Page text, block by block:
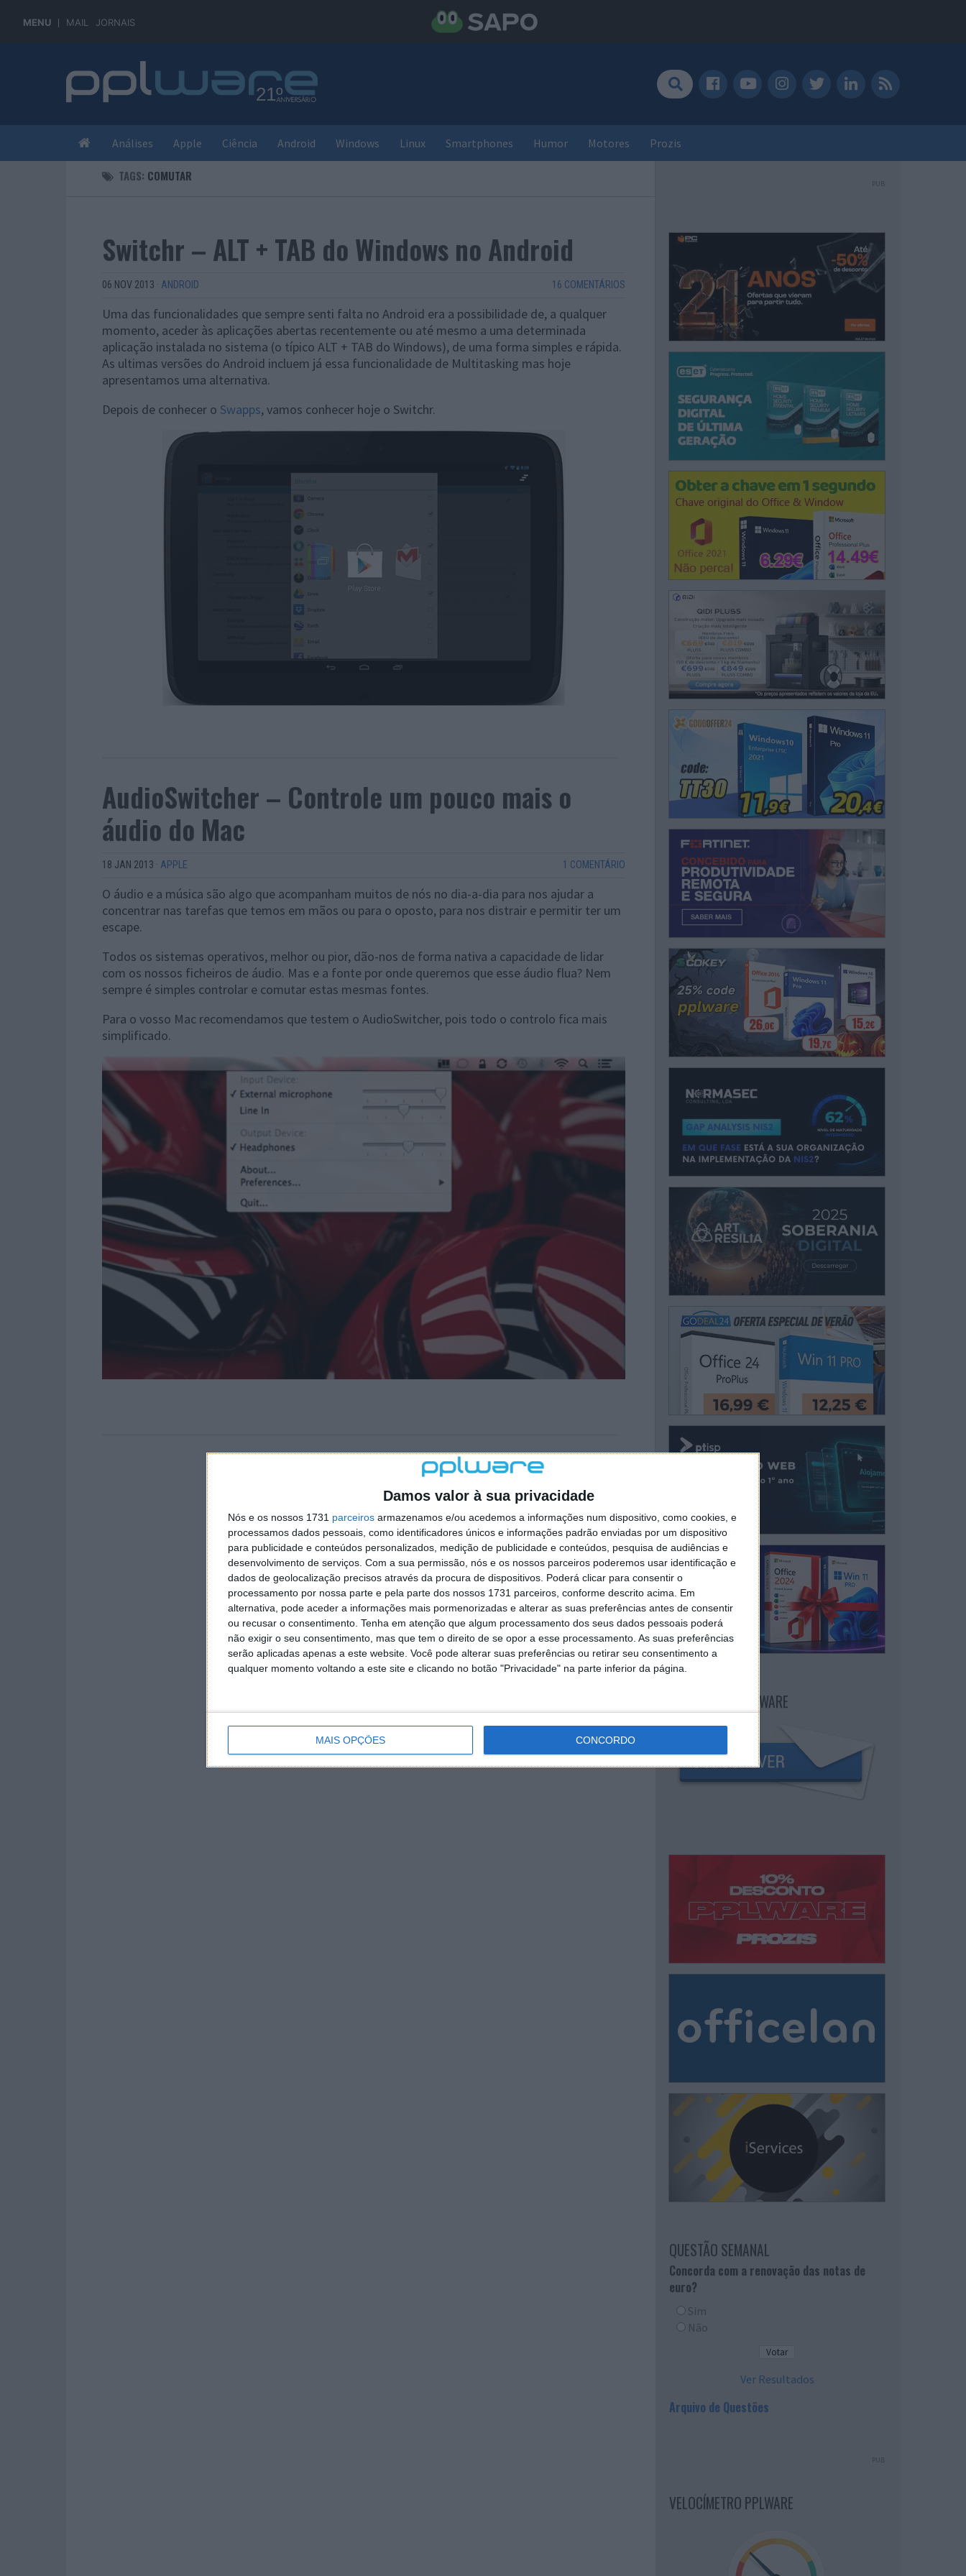
Damos valor à sua privacidade
Nós e os nossos 1731 parceiros armazenamos e/ou acedemos a informações num dispositivo, como cookies, e
processamos dados pessoais, como identificadores únicos e informações padrão enviadas por um dispositivo
para publicidade e conteúdos personalizados, medição de publicidade e conteúdos, pesquisa de audiências e
desenvolvimento de serviços. Com a sua permissão, nós e os nossos parceiros poderemos usar identificação e
dados de geolocalização precisos através da procura de dispositivos. Poderá clicar para consentir o
processamento por nossa parte e pela parte dos nossos 1731 parceiros, conforme descrito acima. Em
alternativa, pode aceder a informações mais pormenorizadas e alterar as suas preferências antes de consentir
ou recusar o consentimento. Tenha em atenção que algum processamento dos seus dados pessoais poderá
não exigir o seu consentimento, mas que tem o direito de se opor a esse processamento. As suas preferências
serão aplicadas apenas a este website. Você pode alterar suas preferências ou retirar seu consentimento a
qualquer momento voltando a este site e clicando no botão "Privacidade" na parte inferior da página.
MAIS OPÇÕES CONCORDO
MENU MAIL JORNAIS
Análises Apple Ciência Android Windows Linux Smartphones Humor Motores Prozis
TAGS: COMUTAR
Switchr – ALT + TAB do Windows no Android
06 NOV 2013 · ANDROID 16 COMENTÁRIOS
Uma das funcionalidades que sempre senti falta no Android era a possibilidade de, a qualquer
momento, aceder às aplicações abertas recentemente ou até mesmo a uma determinada
aplicação instalada no sistema (o típico ALT + TAB do Windows), de uma forma simples e rápida.
As ultimas versões do Android incluem já essa funcionalidade de Multitasking mas hoje
apresentamos uma alternativa.
Depois de conhecer o Swapps, vamos conhecer hoje o Switchr.
AudioSwitcher – Controle um pouco mais o
áudio do Mac
18 JAN 2013 · APPLE 1 COMENTÁRIO
O áudio e a música são algo que acompanham muitos de nós no dia-a-dia para nos ajudar a
concentrar nas tarefas que temos em mãos ou para o oposto, para nos distrair e permitir ter um
escape.
Todos os sistemas operativos, melhor ou pior, dão-nos de forma nativa a capacidade de lidar
com os nossos ficheiros de áudio. Mas e a fonte por onde queremos que esse áudio flua? Nem
sempre é simples controlar e comutar estas mesmas fontes.
Para o vosso Mac recomendamos que testem o AudioSwitcher, pois todo o controlo fica mais
simplificado.
PUB
NEWSLETTER PPLWARE
QUESTÃO SEMANAL
Concorda com a renovação das notas de
euro?
Sim
Não
Ver Resultados
Arquivo de Questões
PUB
VELOCÍMETRO PPLWARE